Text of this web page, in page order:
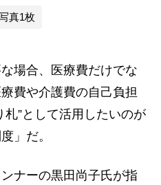
真1枚
場合、医療費だけでな
費や介護費の自己負担
札”として活用したいのが
」だ。
ナーの黒田尚子氏が指